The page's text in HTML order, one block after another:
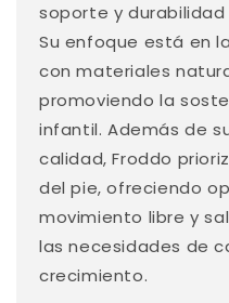
d
o
d
e
s
p
e
soporte y durabilidad
Su enfoque está en
con materiales
promoviendo la
infantil. Además de
calidad, Froddo
del pie, ofreciendo
movimiento libre y
las necesidades de
crecimiento.